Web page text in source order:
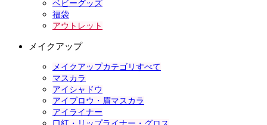
ベビーグッズ
福袋
アウトレット
メイクアップ
メイクアップカテゴリすべて
マスカラ
アイシャドウ
アイブロウ・眉マスカラ
アイライナー